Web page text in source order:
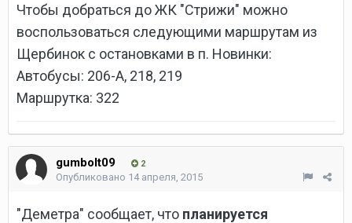
Чтобы добраться до ЖК "Стрижи" можно
воспользоваться следующими маршрутам из
Щербинок с остановками в п. Новинки:
Автобусы: 206-А, 218, 219
Маршрутка: 322
gumbolt09 2
Опубликовано 14 апреля, 2015
"Деметра" сообщает, что планируется